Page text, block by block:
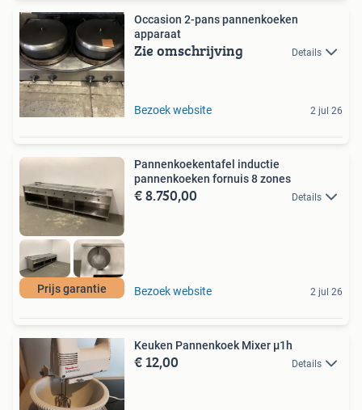
Occasion 2-pans pannenkoeken
apparaat
Zie omschrijving Details
Bezoek website 2 jul 26
Prijs garantie
Pannenkoekentafel inductie
pannenkoeken fornuis 8 zones
€ 8.750,00 Details
Bezoek website 2 jul 26
Keuken Pannenkoek Mixer µ1h
€ 12,00 Details